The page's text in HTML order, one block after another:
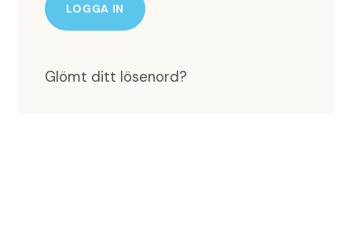
LOGGA IN
Glömt ditt lösenord?